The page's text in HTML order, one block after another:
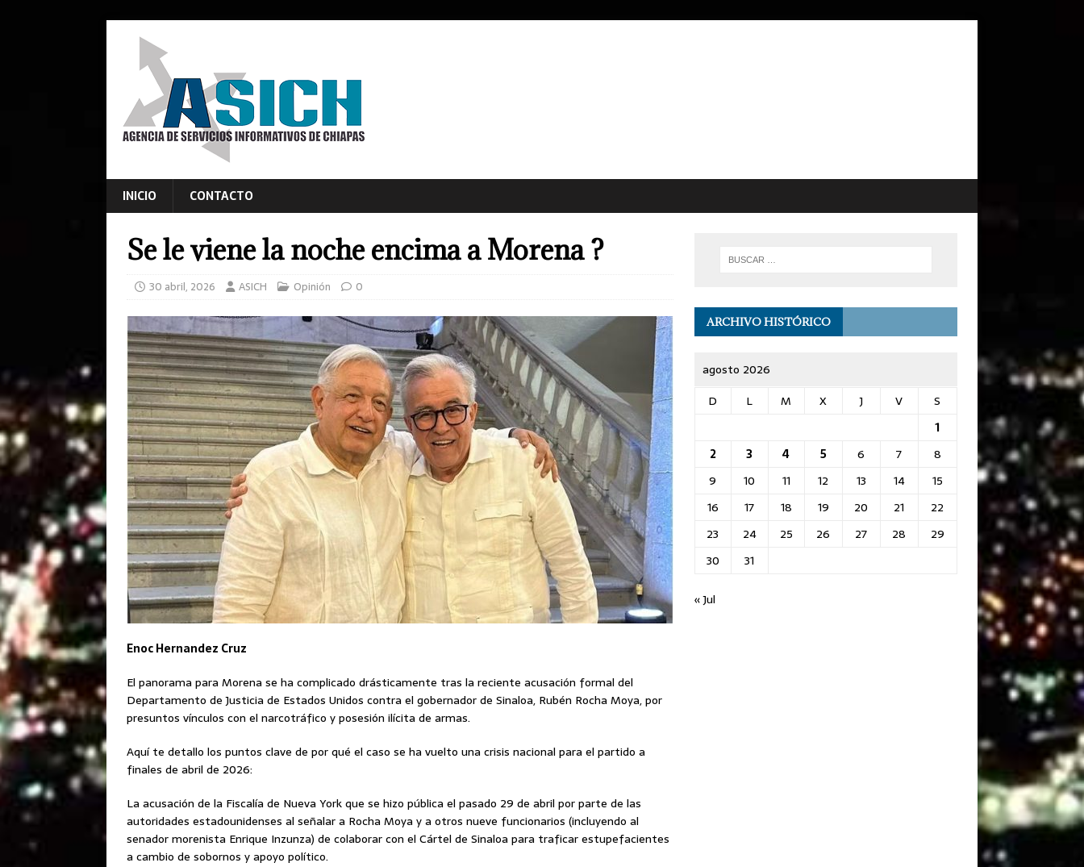
INICIO CONTACTO
Se le viene la noche encima a Morena ?
30 abril, 2026 ASICH Opinión 0
Enoc Hernandez Cruz
El panorama para Morena se ha complicado drásticamente tras la reciente acusación formal del
Departamento de Justicia de Estados Unidos contra el gobernador de Sinaloa, Rubén Rocha Moya, por
presuntos vínculos con el narcotráfico y posesión ilícita de armas.
Aquí te detallo los puntos clave de por qué el caso se ha vuelto una crisis nacional para el partido a
finales de abril de 2026:
La acusación de la Fiscalía de Nueva York que se hizo pública el pasado 29 de abril por parte de las
autoridades estadounidenses al señalar a Rocha Moya y a otros nueve funcionarios (incluyendo al
senador morenista Enrique Inzunza) de colaborar con el Cártel de Sinaloa para traficar estupefacientes
a cambio de sobornos y apoyo político.
ARCHIVO HISTÓRICO
agosto 2026
D
L M X J V
S
1
2
3 4 5 6 7
8
9
10 11 12 13 14
15
16
17 18 19 20 21
22
23
24 25 26 27 28
29
30
31
« Jul